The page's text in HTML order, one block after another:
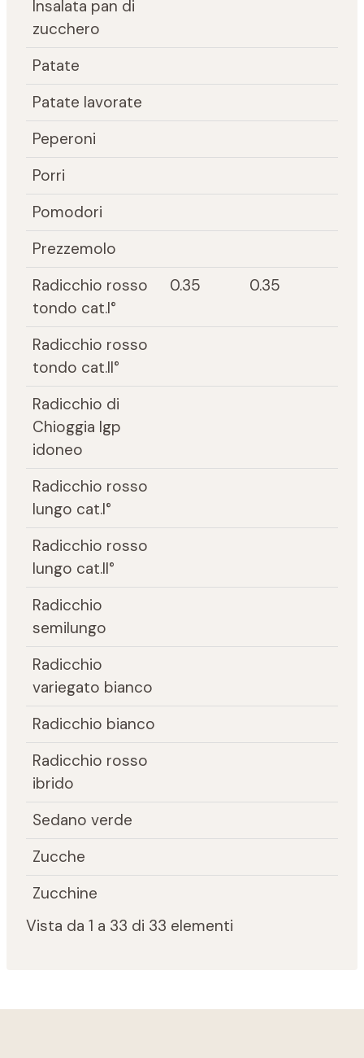
Insalata pan di
zucchero
Patate
Patate lavorate
Peperoni
Porri
Pomodori
Prezzemolo
Radicchio rosso
tondo cat.I°
0.35 0.35
Radicchio rosso
tondo cat.II°
Radicchio di
Chioggia Igp
idoneo
Radicchio rosso
lungo cat.I°
Radicchio rosso
lungo cat.II°
Radicchio
semilungo
Radicchio
variegato bianco
Radicchio bianco
Radicchio rosso
ibrido
Sedano verde
Zucche
Zucchine
Vista da 1 a 33 di 33 elementi